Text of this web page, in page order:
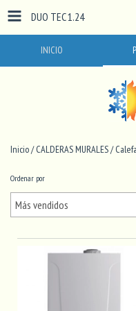
DUO TEC 1.24
INICIO
Inicio/ CALDERAS MURALES/
Ordenar por